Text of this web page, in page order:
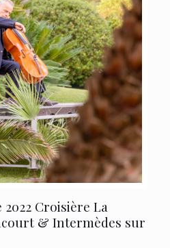
2022 Croisière La
& Intermèdes sur